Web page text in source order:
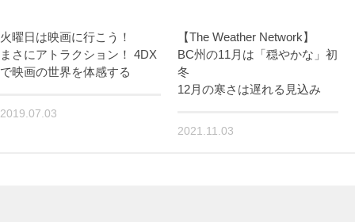
火曜日は映画に行こう！
まさにアトラクション！ 4DX
で映画の世界を体感する
2019.07.03
【The Weather Network】
BC州の11月は「穏やかな」初
冬
12月の寒さは遅れる見込み
2021.11.03